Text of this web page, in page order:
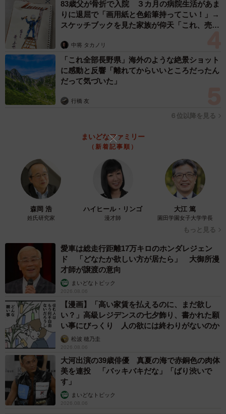
母親のことをどう思っていることを聞いたらこの圧迫感 (C)横山了一
しかし気持ちいいぐらいの笑顔で返答 (C)横山了一
ーさまざまな漫画の投稿が話題となっていますが、周りか
らの反響などはいかがでしょうか？
最近は「どちらかが〇〇」シリーズが好評なので、いろい
ろと展開しております。ジャンル的に少し不穏な方が受け
が良いですね（笑）。
ー最後に読者へのメッセージをお願いします。
各SNSやブログの方でいろいろな作品を載せておりますの
で、楽しんでいただけたら嬉しいです。
＜横山了一さん 関連情報＞
▽X（旧Twitter）
https://x.com/yokoyama_bancho
▽ブログ
83歳父が骨折で入院 ３カ月の病院生活があま
りに退屈で「画用紙と色鉛筆持ってこい！」→
スケッチブックを見た家族が仰天「これ、売れ
中将 タカノリ
「これ全部長野県」海外のような絶景ショット
に感動と反響「離れてからいいところだったん
だって気づいた」
行橋 友
６位以降を見る
まいどなファミリー
（新着記事順）
森岡 浩
姓氏研究家
ハイヒール・リンゴ
漫才師
大江 篤
園田学園女子大学学長
もっと見る
愛車は総走行距離17万キロのホンダレジェン
ド 「どなたか欲しい方が居たら」 大御所漫
才師が譲渡の意向
まいどなトピック
2026.08.06
【漫画】「高い家賃を払えるのに、まだ欲し
い？」高級レジデンスの七夕飾り、書かれた願
い事にびっくり 人の欲には終わりがないのか
松波 穂乃圭
2026.08.06
大河出演の39歳俳優 真夏の海で赤銅色の肉体
美を連投 「バッキバキだな」「ばり渋いで
す」
まいどなトピック
2026.08.06